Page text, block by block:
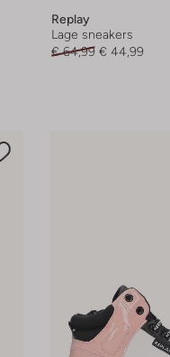
Replay
Lage sneakers
€ 64,99 € 44,99